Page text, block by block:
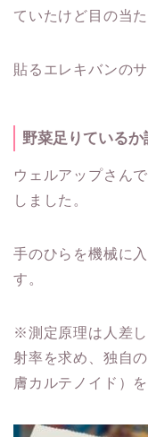
ていたけど目の当
貼るエレキバンの
野菜足りているか
ウェルアップさん
しました。
手のひらを機械に
す。
※測定原理は人差
射率を求め、独自
膚カルテノイド）